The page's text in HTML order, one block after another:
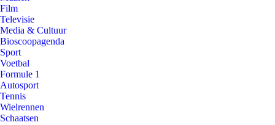
Film
Televisie
Media & Cultuur
Bioscoopagenda
Sport
Voetbal
Formule 1
Autosport
Tennis
Wielrennen
Schaatsen